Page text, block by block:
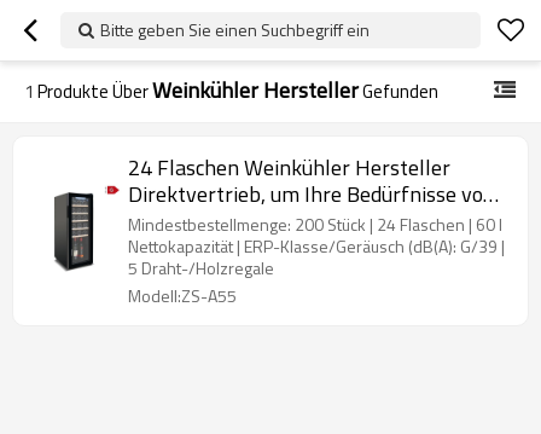
Bitte geben Sie einen Suchbegriff ein
1 Produkte ÜberWeinkühler HerstellerGefunden
24 Flaschen Weinkühler Hersteller
Direktvertrieb, um Ihre Bedürfnisse von
Rotwein Kühlschrank zu erfüllen
Mindestbestellmenge: 200 Stück | 24 Flaschen | 60 l
Nettokapazität | ERP-Klasse/Geräusch (dB(A): G/39 |
5 Draht-/Holzregale
Modell:ZS-A55